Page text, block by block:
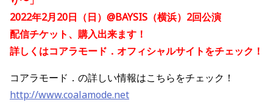
2022年2月20日（日）@BAYSIS（横浜）2回公演
配信チケット、購入出来ます！
詳しくはコアラモード．オフィシャルサイトをチェック！
コアラモード．の詳しい情報はこちらをチェック！
http://www.coalamode.net